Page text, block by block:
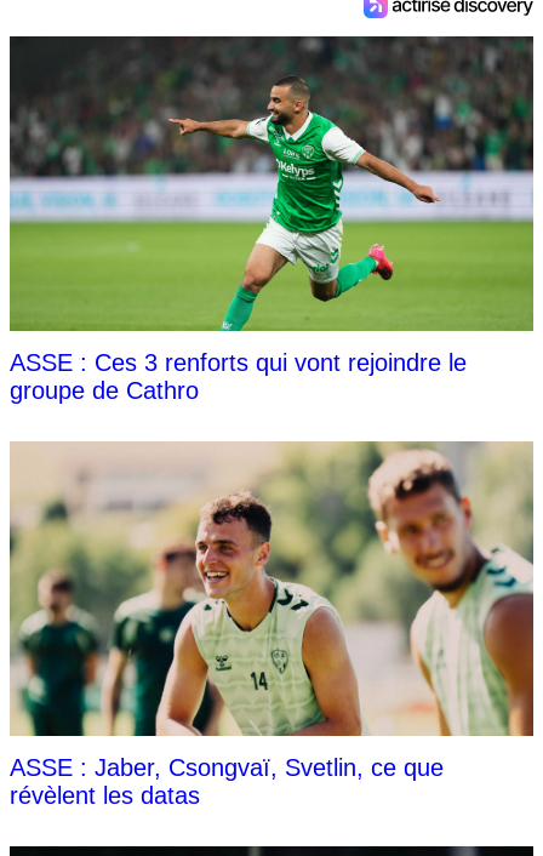
ASSE : Ces 3 renforts qui vont rejoindre le
groupe de Cathro
ASSE : Jaber, Csongvaï, Svetlin, ce que
révèlent les datas